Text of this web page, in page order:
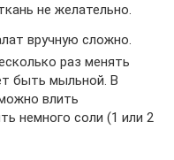
не желательно.
вручную сложно.
раз менять
быть мыльной. В
влить
немного соли (1 или 2